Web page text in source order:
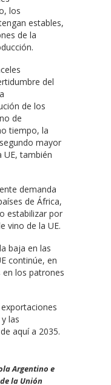
los
estables,
de la
del
de los
de
tiempo, la
mayor
UE, también
demanda
de África,
estabilizar por
vino de la UE.
baja en las
continúe, en
los patrones
las
aquí a 2035.
Argentino e
la Unión